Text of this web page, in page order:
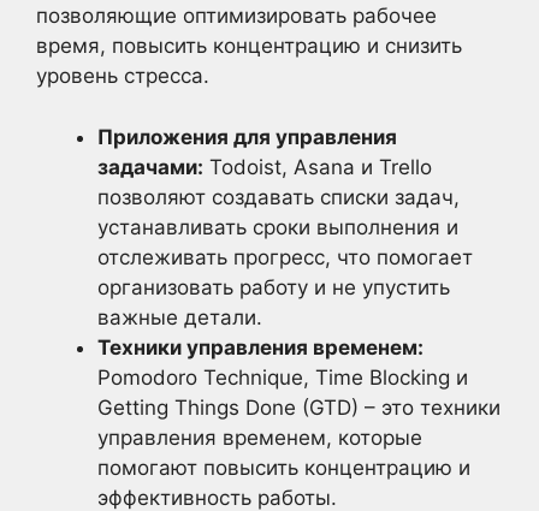
позволяющие оптимизировать рабочее
время, повысить концентрацию и снизить
уровень стресса.
Приложения для управления
задачами: Todoist, Asana и Trello
позволяют создавать списки задач,
устанавливать сроки выполнения и
отслеживать прогресс, что помогает
организовать работу и не упустить
важные детали.
Техники управления временем:
Pomodoro Technique, Time Blocking и
Getting Things Done (GTD) – это техники
управления временем, которые
помогают повысить концентрацию и
эффективность работы.